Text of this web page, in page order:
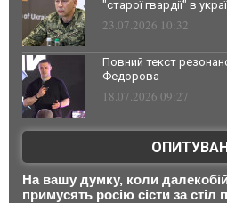
"старої гвардії" в
23.07.2026 10:32
Повний текст
Федорова
18.07.2026 09:27
На вашу думку, коли
примусять росію сісти за стіл